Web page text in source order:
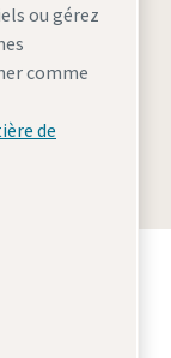
met en
ou gérez
comme
de